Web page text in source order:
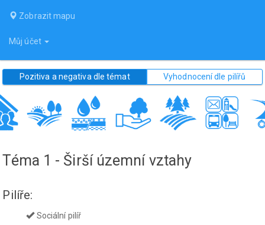
Zobrazit mapu
Můj účet
Pozitiva a negativa dle témat Vyhodnocení dle pilířů
Téma 1 - Širší územní vztahy
Pilíře:
Sociální pilíř